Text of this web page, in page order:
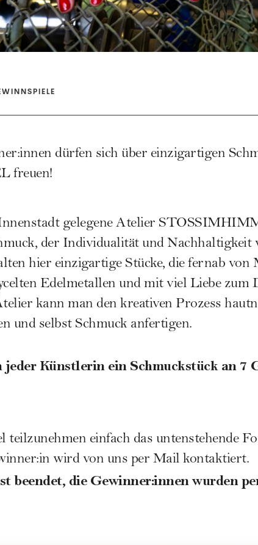
dürfen sich über einzigartigen
freuen!
gelegene Atelier
der Individualität und Nachhaltigkeit
hier einzigartige Stücke, die fernab von
Edelmetallen und mit viel Liebe zum
kann man den kreativen Prozess
und selbst Schmuck anfertigen.
Künstlerin ein Schmuckstück an 7
teilzunehmen einfach das untenstehende
wird von uns per Mail kontaktiert.
beendet, die Gewinner:innen wurden